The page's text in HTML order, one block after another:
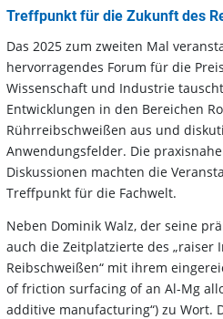
Treffpunkt für die Zukunft des
Das 2025 zum zweiten Mal
hervorragendes Forum für die
Wissenschaft und Industrie
Entwicklungen in den Bereichen
Rührreibschweißen aus und
Anwendungsfelder. Die
Diskussionen machten die
Treffpunkt für die Fachwelt.
Neben Dominik Walz, der seine
auch die Zeitplatzierte des „raiser
Reibschweißen“ mit ihrem
of friction surfacing of an Al-Mg
additive manufacturing“) zu Wort.